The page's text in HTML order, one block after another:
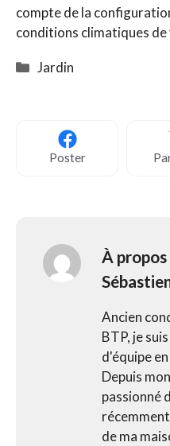
compte de la
conditions climatiques
Catégories
Jardin
Poster
À propos
Ancien
BTP, je
d'équipe
Depuis
passionné
de ma